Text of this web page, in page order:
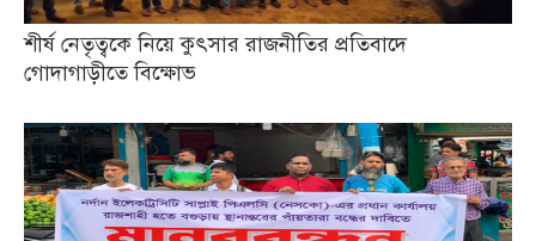
শীর্ষ নেতৃত্বকে নিয়ে কুৎসার রাজনীতির প্রতিবাদে
গোদাগাড়ীতে বিক্ষোভ